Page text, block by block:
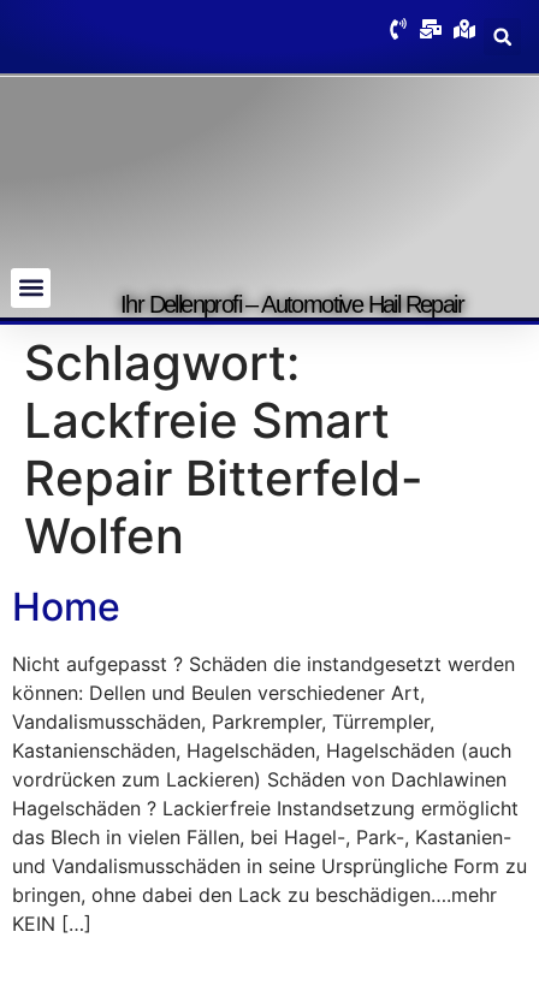
Ihr Dellenprofi – Automotive Hail Repair
Schlagwort:
Lackfreie Smart
Repair Bitterfeld-
Wolfen
Home
Nicht aufgepasst ? Schäden die instandgesetzt werden
können: Dellen und Beulen verschiedener Art,
Vandalismusschäden, Parkrempler, Türrempler,
Kastanienschäden, Hagelschäden, Hagelschäden (auch
vordrücken zum Lackieren) Schäden von Dachlawinen
Hagelschäden ? Lackierfreie Instandsetzung ermöglicht
das Blech in vielen Fällen, bei Hagel-, Park-, Kastanien-
und Vandalismusschäden in seine Ursprüngliche Form zu
bringen, ohne dabei den Lack zu beschädigen….mehr
KEIN […]